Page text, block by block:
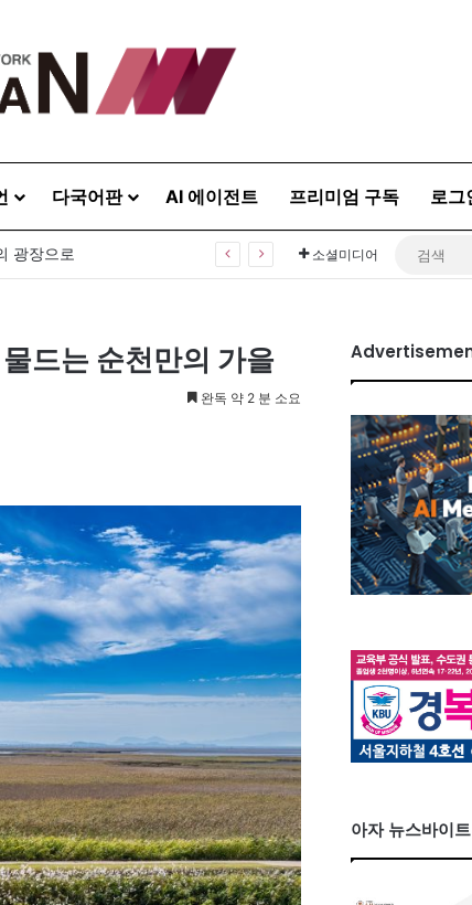
다국어판 AI 에이전트 프리미엄 구독 로그
광장으로 소셜미디어
드는 순천만의 가을
완독 약 2 분 소요
아자 뉴스바이